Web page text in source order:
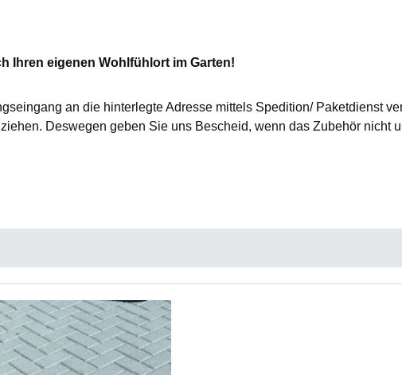
Ihren eigenen Wohlfühlort im Garten!
an die hinterlegte Adresse mittels Spedition/ Paketdienst
Deswegen geben Sie uns Bescheid, wenn das Zubehör nicht